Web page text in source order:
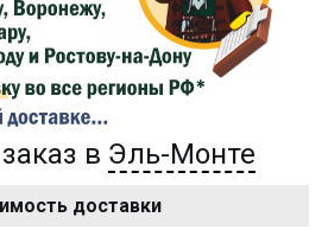
заказ
10%
в Эль-Монте
доставки